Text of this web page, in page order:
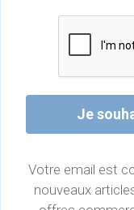
Je
Votre email est
nouveaux